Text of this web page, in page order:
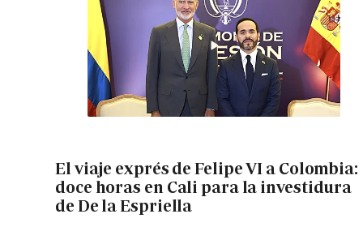
El viaje exprés de Felipe VI a Colombia:
doce horas en Cali para la investidura
de De la Espriella